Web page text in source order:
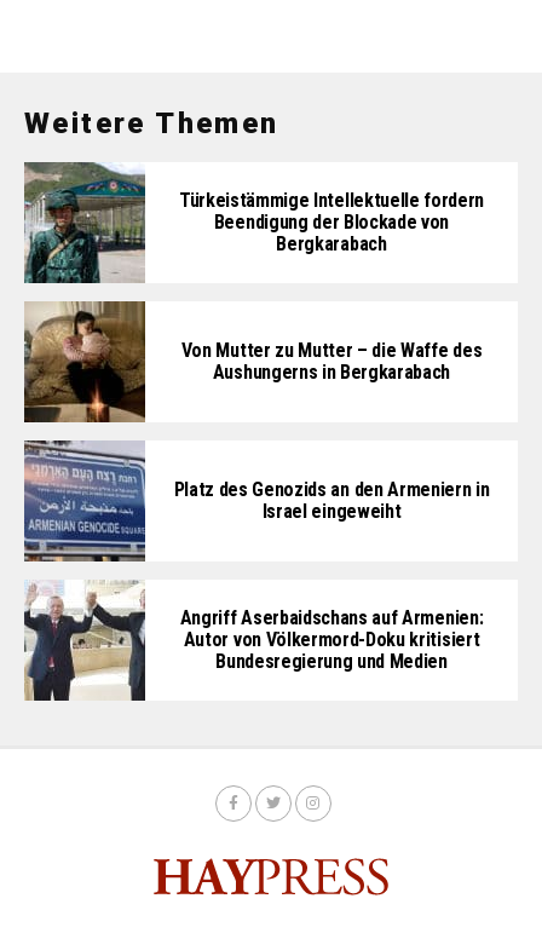
Weitere Themen
Türkeistämmige Intellektuelle fordern
Beendigung der Blockade von
Bergkarabach
Von Mutter zu Mutter – die Waffe des
Aushungerns in Bergkarabach
Platz des Genozids an den Armeniern in
Israel eingeweiht
Angriff Aserbaidschans auf Armenien:
Autor von Völkermord-Doku kritisiert
Bundesregierung und Medien